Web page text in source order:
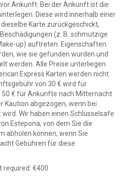
Ankunft. Bei der Ankunft ist die
Diese wird innerhalb einer
Karte zurückgeschickt,
(z. B. schmutzige
up) auftreten. Eigenschaften
wie sie gefunden wurden und
werden. Alle Preise unterliegen
Express Karten werden nicht
von 30 € wird für
50 € für Ankünfte nach Mitternacht
Kaution abgezogen, wenn bei
Wir haben einen Schlüsselsafe
Estepona, von dem Sie die
abholen können, wenn Sie
Gebühren für diese
required: €400